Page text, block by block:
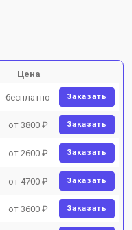
Цена
бесплатно Заказать
от 3800 ₽ Заказать
от 2600 ₽ Заказать
от 4700 ₽ Заказать
от 3600 ₽ Заказать